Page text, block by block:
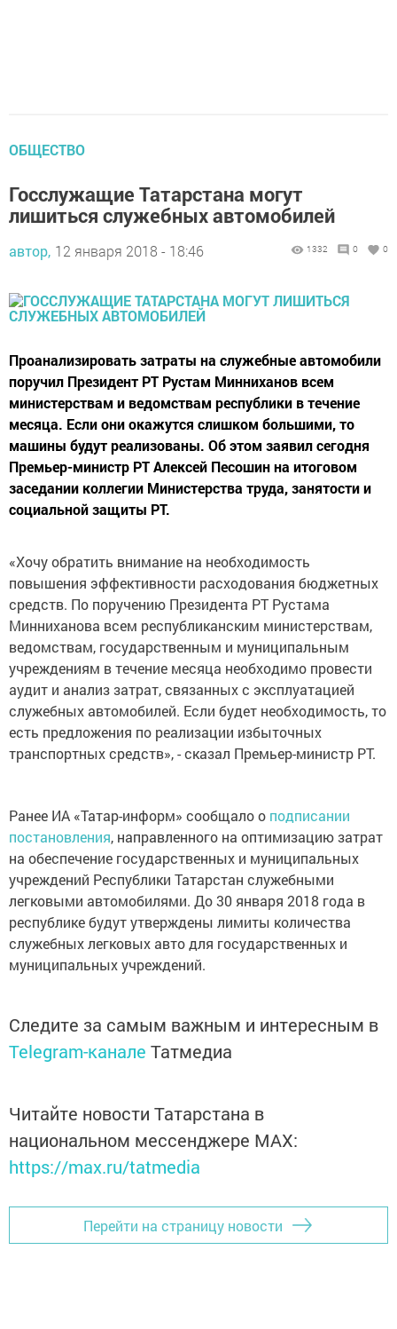
ОБЩЕСТВО
Госслужащие Татарстана могут
лишиться служебных автомобилей
автор, 12 января 2018 - 18:46 1332 0 0
Проанализировать затраты на служебные автомобили
поручил Президент РТ Рустам Минниханов всем
министерствам и ведомствам республики в течение
месяца. Если они окажутся слишком большими, то
машины будут реализованы. Об этом заявил сегодня
Премьер-министр РТ Алексей Песошин на итоговом
заседании коллегии Министерства труда, занятости и
социальной защиты РТ.
«Хочу обратить внимание на необходимость
повышения эффективности расходования бюджетных
средств. По поручению Президента РТ Рустама
Минниханова всем республиканским министерствам,
ведомствам, государственным и муниципальным
учреждениям в течение месяца необходимо провести
аудит и анализ затрат, связанных с эксплуатацией
служебных автомобилей. Если будет необходимость, то
есть предложения по реализации избыточных
транспортных средств», - сказал Премьер-министр РТ.
Ранее ИА «Татар-информ» сообщало о подписании
постановления, направленного на оптимизацию затрат
на обеспечение государственных и муниципальных
учреждений Республики Татарстан служебными
легковыми автомобилями. До 30 января 2018 года в
республике будут утверждены лимиты количества
служебных легковых авто для государственных и
муниципальных учреждений.
Следите за самым важным и интересным в
Telegram-канале Татмедиа
Читайте новости Татарстана в
национальном мессенджере MАХ:
https://max.ru/tatmedia
Перейти на страницу новости